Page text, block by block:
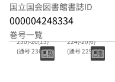
国立国会図書館書誌ID
000004248334
巻号一覧
20(7) (通号
230)-20(13)
(通号 236)
19660700-
224)-20(6)
(通号 229)
19660100-1